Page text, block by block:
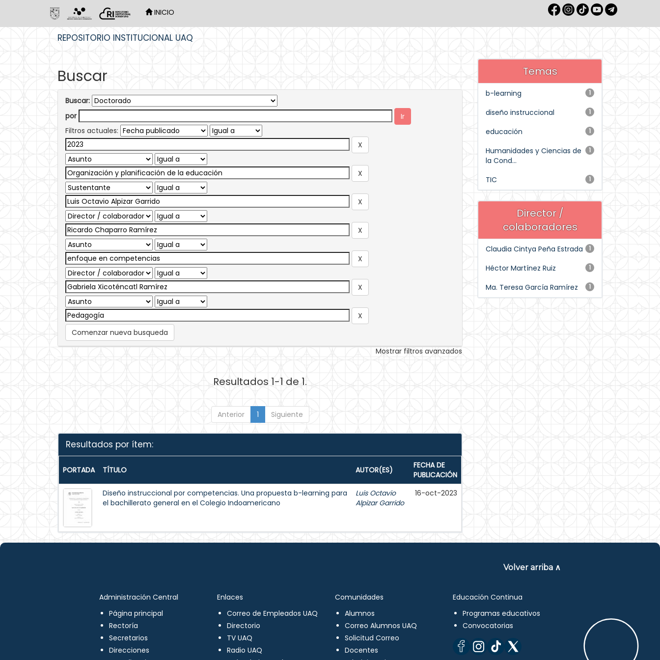
INICIO
REPOSITORIO INSTITUCIONAL UAQ
Buscar
Buscar:
por
Filtros actuales:
Comenzar nueva busqueda
Mostrar filtros avanzados
Resultados 1-1 de 1.
Anterior 1 Siguiente
Resultados por ítem:
PORTADA TÍTULO AUTOR(ES)
FECHA DE
PUBLICACIÓN
Diseño instruccional por competencias. Una propuesta b-learning para
el bachillerato general en el Colegio Indoamericano
Luis Octavio
Alpizar Garrido
16-oct-2023
Temas
1
b-learning
1
diseño instruccional
1
educación
1
Humanidades y Ciencias de
la Cond...
1
TIC
Director /
colaboradores
1
Claudia Cintya Peña Estrada
1
Héctor Martínez Ruiz
1
Ma. Teresa García Ramírez
Volver arriba ∧
Administración Central
Página principal
Rectoría
Secretarios
Direcciones
Enlaces
Correo de Empleados UAQ
Directorio
TV UAQ
Radio UAQ
Comunidades
Alumnos
Correo Alumnos UAQ
Solicitud Correo
Docentes
Educación Continua
Programas educativos
Convocatorias